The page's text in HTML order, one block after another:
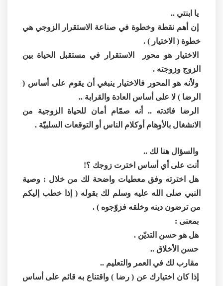
يا ابنتي ..
إن أهم نقطة وخطوة في صناعة الاستقرار الزوجي هي
خطوة ( الاختيار ) .
الاختيار هو محور الاستقرار في مستقبل الحياة بين
الزوج وزوجته .
ولأنه هو المحور فالاختيار ينبغي أن يقوم على أساس (
الرضا ) لا على أساس العادة والقرابة ..
الرضا فائدته .. أنه صمّام أمان للحياة الزوجية من
الانشغال بالأوهام أوكلام الناس أو التوقعات السلبيّة .
والسؤال هنا لك ..
أنت على أي أساس اخترت زوجك ؟!
هل اخترته وفق معطيات واضحة لك من خلال : وصية
النبي صلى الله عليه وسلم لك بقوله ( إذا خطب إليكم
من ترضون دينه وخلقه فزوّجوه ) .
بمعنى :
هل هو حسن التديّن .
حسن الأخلاق ..
مقارب لك في العمر والتعليم ..
إذا كان اختيارك عن ( رضا ) واقتناع به قائم على أساس